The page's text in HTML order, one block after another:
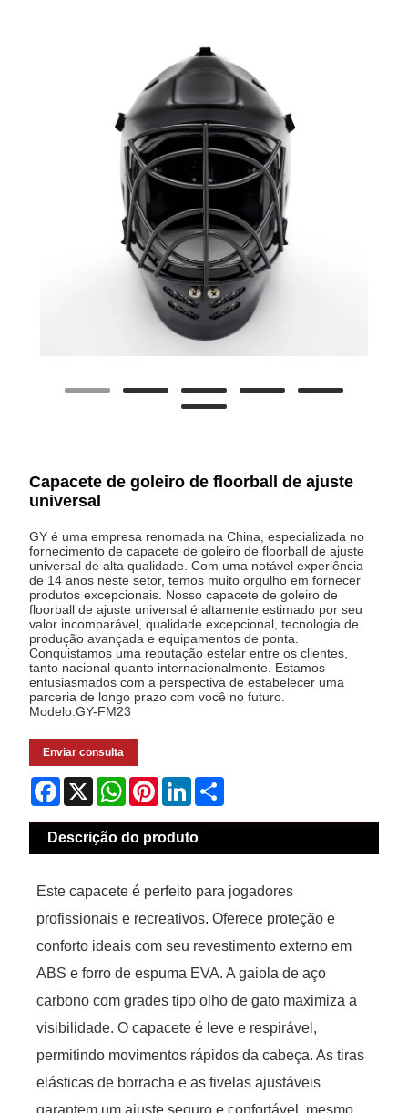
Capacete de goleiro de floorball de ajuste
universal
GY é uma empresa renomada na China, especializada no
fornecimento de capacete de goleiro de floorball de ajuste
universal de alta qualidade. Com uma notável experiência
de 14 anos neste setor, temos muito orgulho em fornecer
produtos excepcionais. Nosso capacete de goleiro de
floorball de ajuste universal é altamente estimado por seu
valor incomparável, qualidade excepcional, tecnologia de
produção avançada e equipamentos de ponta.
Conquistamos uma reputação estelar entre os clientes,
tanto nacional quanto internacionalmente. Estamos
entusiasmados com a perspectiva de estabelecer uma
parceria de longo prazo com você no futuro.
Modelo:GY-FM23
Enviar consulta
Facebook
X WhatsAppPinterestLinkedIn
Descrição do produto
Este capacete é perfeito para jogadores
profissionais e recreativos. Oferece proteção e
conforto ideais com seu revestimento externo em
ABS e forro de espuma EVA. A gaiola de aço
carbono com grades tipo olho de gato maximiza a
visibilidade. O capacete é leve e respirável,
permitindo movimentos rápidos da cabeça. As tiras
elásticas de borracha e as fivelas ajustáveis ​​